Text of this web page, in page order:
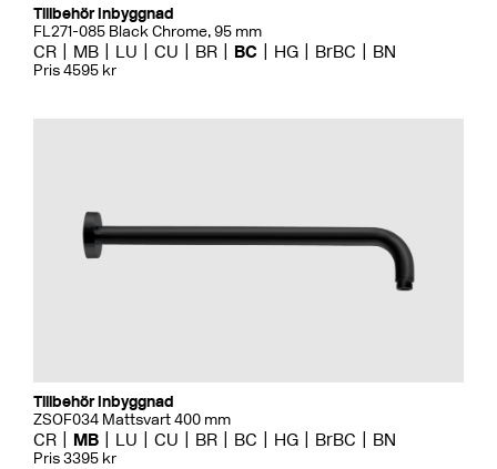
Tillbehör Inbyggnad
FL271-085 Black Chrome, 95 mm
CR MB LU CU BR BC HG BrBC BN
Pris 4595 kr
Tillbehör Inbyggnad
ZSOF034 Mattsvart 400 mm
CR MB LU CU BR BC HG BrBC BN
Pris 3395 kr